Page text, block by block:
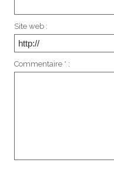
Site web :
Commentaire * :